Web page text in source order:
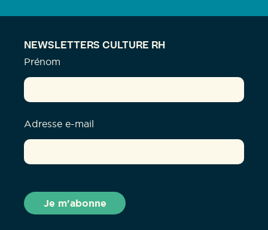
NEWSLETTERS CULTURE RH
Prénom
Adresse e-mail